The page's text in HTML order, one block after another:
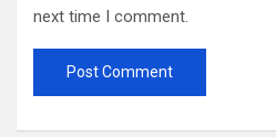
next time I comment.